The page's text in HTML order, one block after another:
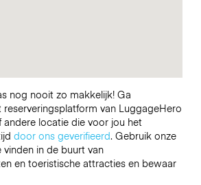
nog nooit zo makkelijk! Ga
van LuggageHero
andere locatie die voor jou het
door ons geverifieerd. Gebruik onze
in de buurt van
en toeristische attracties en bewaar